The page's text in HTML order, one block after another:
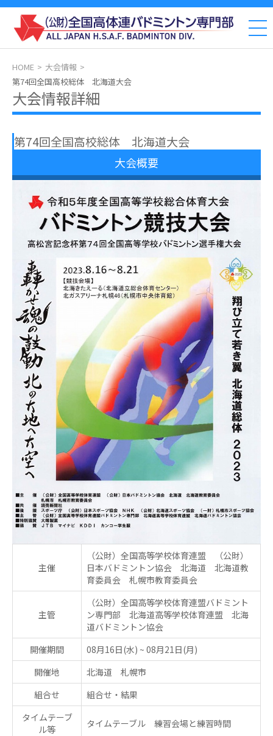
HOME
大会情報
第74回全国高校総体 北海道大会
大会情報詳細
第74回全国高校総体 北海道大会
大会概要
主催
（公財）全国高等学校体育連盟 （公財）
日本バドミントン協会 北海道 北海道教
育委員会 札幌市教育委員会
主管
（公財）全国高等学校体育連盟バドミント
ン専門部 北海道高等学校体育連盟 北海
道バドミントン協会
開催期間
08月16日(水) ~ 08月21日(月)
開催地
北海道 札幌市
組合せ
組合せ・結果
タイムテーブ
ル等
タイムテーブル 練習会場と練習時間